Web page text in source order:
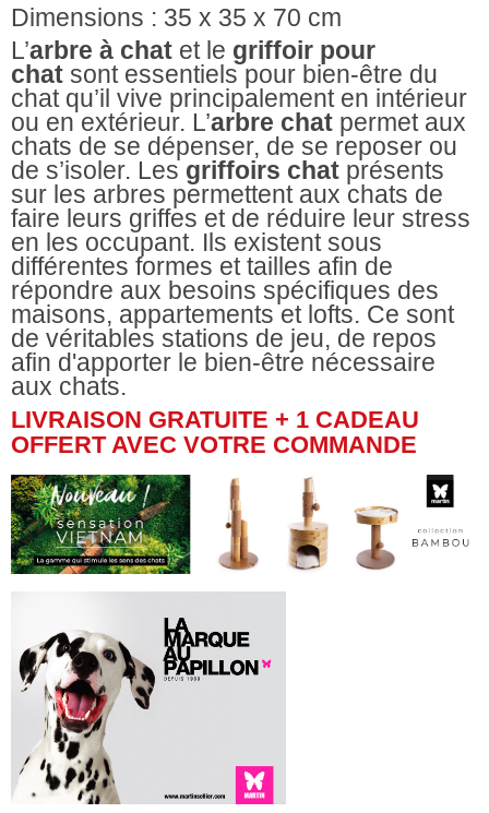
Dimensions : 35 x 35 x 70 cm
L’arbre à chat et le griffoir pour
chat sont essentiels pour bien-être du
chat qu’il vive principalement en intérieur
ou en extérieur. L’arbre chat permet aux
chats de se dépenser, de se reposer ou
de s’isoler. Les griffoirs chat présents
sur les arbres permettent aux chats de
faire leurs griffes et de réduire leur stress
en les occupant. Ils existent sous
différentes formes et tailles afin de
répondre aux besoins spécifiques des
maisons, appartements et lofts. Ce sont
de véritables stations de jeu, de repos
afin d'apporter le bien-être nécessaire
aux chats.
LIVRAISON GRATUITE + 1 CADEAU
OFFERT AVEC VOTRE COMMANDE